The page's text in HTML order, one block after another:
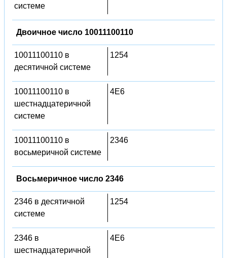
системе
Двоичное число 10011100110
10011100110 в
десятичной системе
1254
10011100110 в
шестнадцатеричной
системе
4E6
10011100110 в
восьмеричной системе
2346
Восьмеричное число 2346
2346 в десятичной
системе
1254
2346 в
шестнадцатеричной
4E6